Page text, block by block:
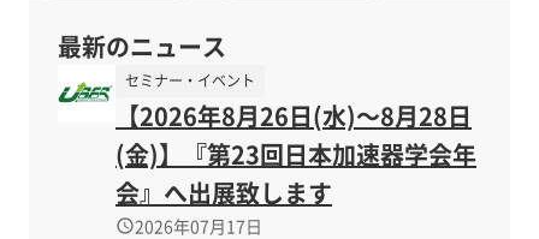
最新のニュース
セミナー・イベント
【2026年8月26日(水)～8月28日
(金)】『第23回日本加速器学会年
会』へ出展致します
2026年07月17日